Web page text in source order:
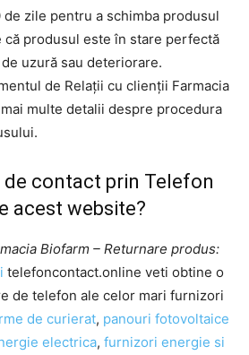
zile pentru a schimba produsul
că produsul este în stare perfectă
uzură sau deteriorare.
de Relații cu clienții Farmacia
multe detalii despre procedura
de contact prin Telefon
acest website?
Biofarm – Returnare produs:
telefoncontact.online veti obtine o
de telefon ale celor mari furnizori
de curierat, panouri fotovoltaice
electrica, furnizori energie si